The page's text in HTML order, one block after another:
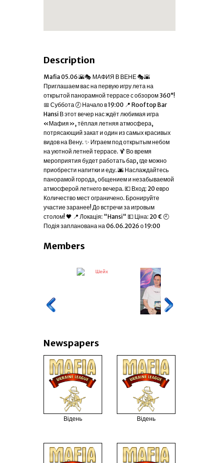
Description
Mafia 05.06 🌇🎭 МАФИЯ В ВЕНЕ 🎭🌇
Приглашаем вас на первую игру лета на
открытой панорамной террасе с обзором 360°!
📅 Суббота 🕖 Начало в 19:00 📍 Rooftop Bar
Hansi В этот вечер нас ждёт любимая игра
«Мафия», тёплая летняя атмосфера,
потрясающий закат и один из самых красивых
видов на Вену. ✨ Играем под открытым небом
на уютной летней террасе. 🍹 Во время
мероприятия будет работать бар, где можно
приобрести напитки и еду. 🌆 Наслаждайтесь
панорамой города, общением и незабываемой
атмосферой летнего вечера. 💶 Вход: 20 евро
Количество мест ограничено. Бронируйте
участие заранее! До встречи за игровым
столом! 🖤 📍 Локація: "Hansi" 💵 Ціна: 20 € 🕘
Подія запланована на 06.06.2026 о 19:00
Members
Шейх
Newspapers
Відень Відень